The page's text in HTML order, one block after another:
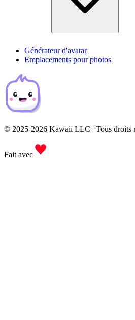
Générateur d'avatar
Emplacements pour photos
© 2025-2026 Kawaii LLC | Tous droits
Fait avec